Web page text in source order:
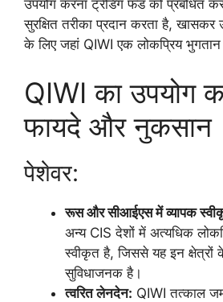
उपयोग करना ट्रेडिंग फंड को
सुरक्षित तरीका प्रदान करता है, खासकर
के लिए जहां QIWI एक लोकप्रिय भुगतान
QIWI का उपयोग
फायदे और नुकसान
पेशेवर:
रूस और सीआईएस में व्यापक
अन्य CIS देशों में अत्यधिक
स्वीकृत है, जिससे यह इन क्षेत्रों के
सुविधाजनक है।
त्वरित लेनदेन: QIWI तत्काल